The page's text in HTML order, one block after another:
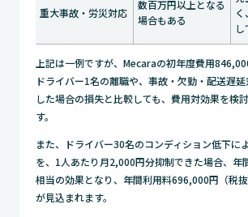
重大事故・労災対応
数百万円以上となる
場合もある
上記は一例ですが、Mecaraの初年度費用
ドライバー1名の離職や、事故・欠勤・配送遅
した場合の損失と比較しても、費用対効果を検
す。
また、ドライバー30名のコンディション低下に
を、1人あたり月2,000円分抑制できた場合、年
相当の効果となり、年間利用料696,000円（税
が見込まれます。